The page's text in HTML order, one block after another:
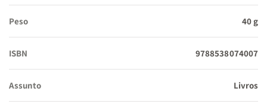
Peso 40 g
ISBN 9788538074007
Assunto Livros